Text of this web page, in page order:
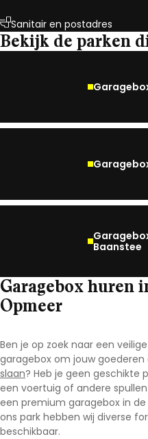
Sanitair en postadres
Bekijk de parken
Baanstee
Garagebox huren
Opmeer
Ben je op zoek naar een
garagebox om jouw goederen
slaan? Heb je geen geschikte
een voertuig of andere
een premium garagebox in
ons park hebben wij diverse
beschikbaar.